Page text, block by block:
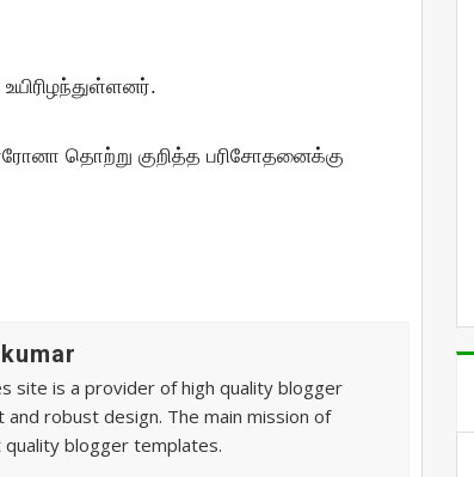
தொற்று குறித்த பரிசோதனைக்கு
site is a provider of high quality blogger
robust design. The main mission of
blogger templates.